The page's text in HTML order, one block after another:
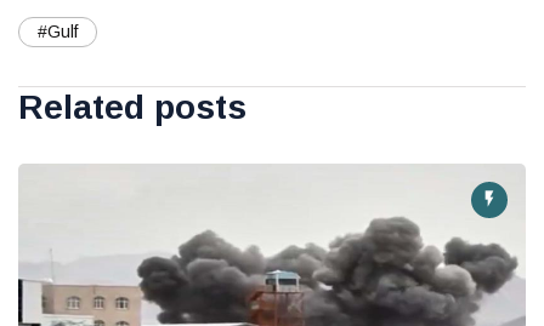
#Gulf
Related posts